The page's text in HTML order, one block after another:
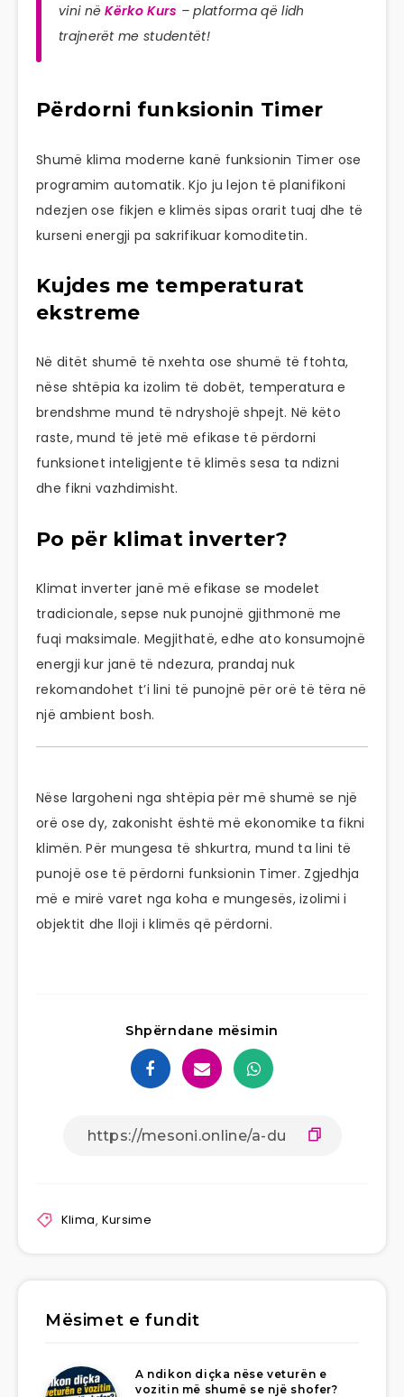
vini nëKërko Kurs – platforma që lidh
trajnerët me studentët!
Përdorni funksionin Timer
Shumë klima moderne kanë funksionin Timer ose
programim automatik. Kjo ju lejon të planifikoni
ndezjen ose fikjen e klimës sipas orarit tuaj dhe të
kurseni energji pa sakrifikuar komoditetin.
Kujdes me temperaturat
ekstreme
Në ditët shumë të nxehta ose shumë të ftohta,
nëse shtëpia ka izolim të dobët, temperatura e
brendshme mund të ndryshojë shpejt. Në këto
raste, mund të jetë më efikase të përdorni
funksionet inteligjente të klimës sesa ta ndizni
dhe fikni vazhdimisht.
Po për klimat inverter?
Klimat inverter janë më efikase se modelet
tradicionale, sepse nuk punojnë gjithmonë me
fuqi maksimale. Megjithatë, edhe ato konsumojnë
energji kur janë të ndezura, prandaj nuk
rekomandohet t’i lini të punojnë për orë të tëra në
një ambient bosh.
Nëse largoheni nga shtëpia për më shumë se një
orë ose dy, zakonisht është më ekonomike ta fikni
klimën. Për mungesa të shkurtra, mund ta lini të
punojë ose të përdorni funksionin Timer. Zgjedhja
më e mirë varet nga koha e mungesës, izolimi i
objektit dhe lloji i klimës që përdorni.
Shpërndane mësimin
Klima, Kursime
Mësimet e fundit
A ndikon diçka nëse veturën e
vozitin më shumë se një shofer?